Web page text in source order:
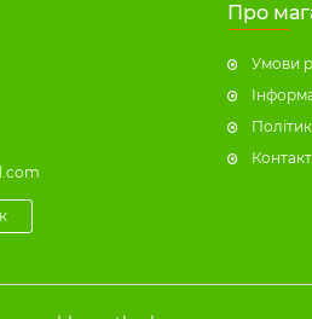
Про
Умови